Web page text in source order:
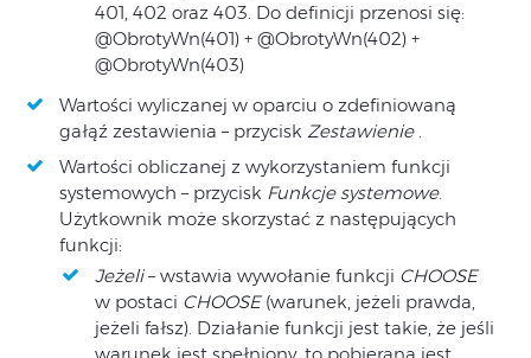
401, 402 oraz 403. Do definicji przenosi się:
@ObrotyWn(401) + @ObrotyWn(402) +
@ObrotyWn(403)
Wartości wyliczanej w oparciu o zdefiniowaną
gałąź zestawienia – przycisk Zestawienie .
Wartości obliczanej z wykorzystaniem funkcji
systemowych – przycisk Funkcje systemowe.
Użytkownik może skorzystać z następujących
funkcji:
Jeżeli– wstawia wywołanie funkcji CHOOSE
w postaci CHOOSE(warunek, jeżeli prawda,
jeżeli fałsz). Działanie funkcji jest takie, że jeśli